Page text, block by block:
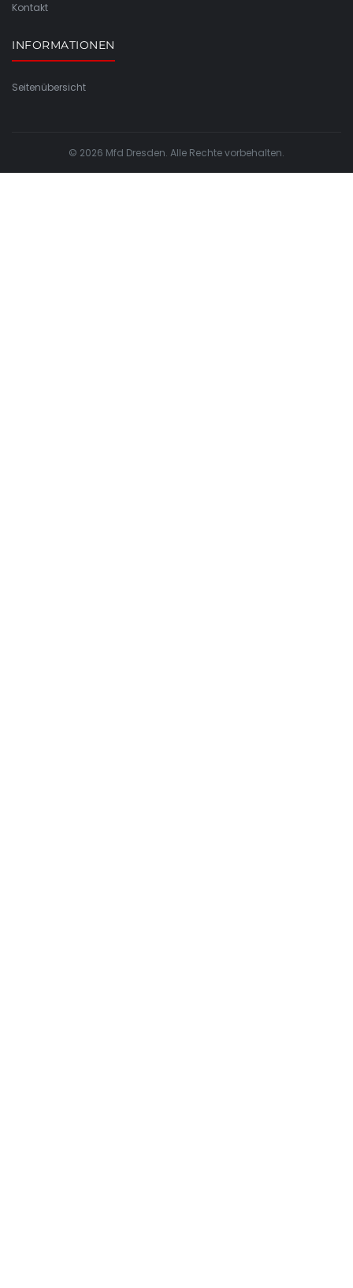
Kontakt
INFORMATIONEN
Seitenübersicht
© 2026 Mfd Dresden. Alle Rechte vorbehalten.